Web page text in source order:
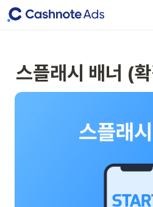
스플래시 배너 (